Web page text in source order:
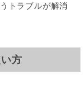
トラブルが解消
方